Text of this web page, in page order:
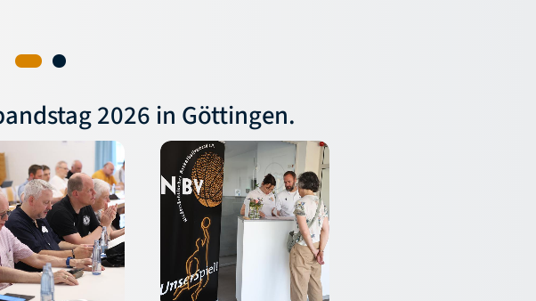
2026 in Göttingen.